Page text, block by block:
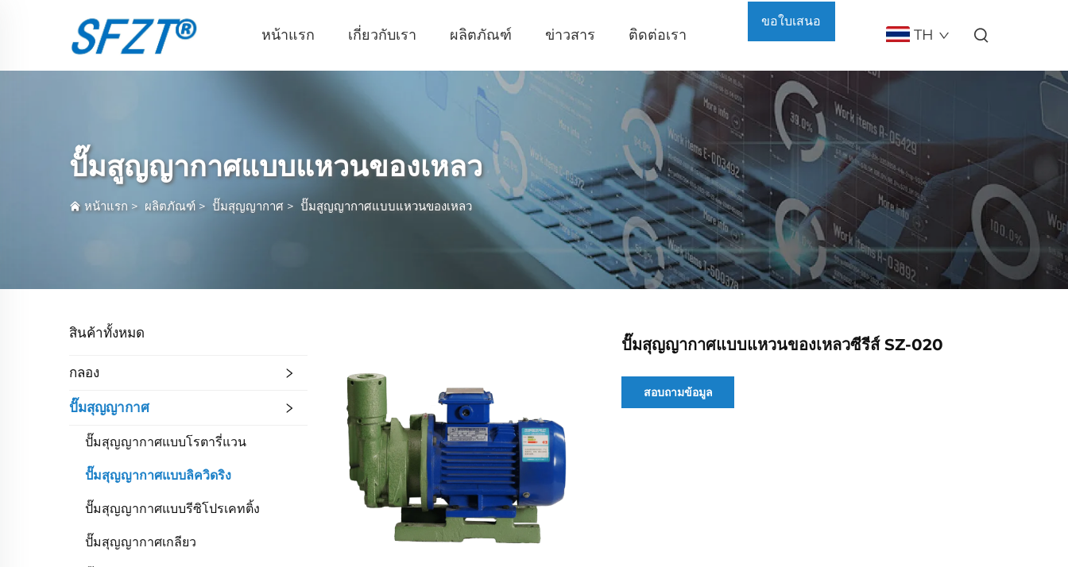
หน้าแรก เกี่ยวกับเรา ผลิตภัณฑ์ ข่าวสาร ติดต่อเรา
ขอใบเสนอ
TH
ปั๊มสูญญากาศแบบแหวนของเหลว
หน้าแรก > ผลิตภัณฑ์ > ปั๊มสุญญากาศ > ปั๊มสูญญากาศแบบแหวนของเหลว
สินค้าทั้งหมด
กลอง
ปั๊มสุญญากาศ
ปั๊มสุญญากาศแบบโรตารี่แวน
ปั๊มสุญญากาศแบบลิควิดริง
ปั๊มสุญญากาศแบบรีซิโปรเคทติ้ง
ปั๊มสุญญากาศเกลียว
ปั๊มสุญญากาศแบบแหวนของเหลวซีรีส์ SZ-020
สอบถามข้อมูล